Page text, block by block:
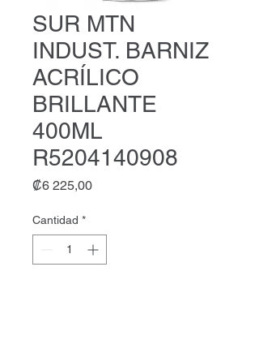
SUR MTN
INDUST. BARNIZ
ACRÍLICO
BRILLANTE
400ML
R5204140908
₡6 225,00Precio
Cantidad *